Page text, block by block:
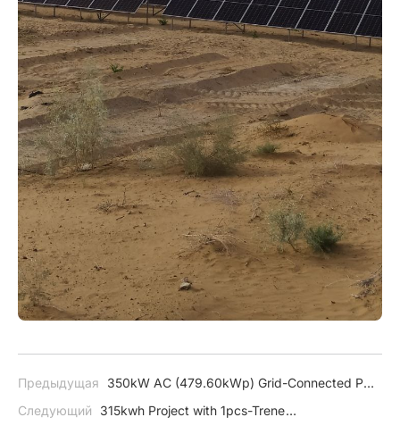
Предыдущая
350kW AC (479.60kWp) Grid-Connected PV
System – Bukit Bertam Estate
Следующий
315kwh Project with 1pcs-Trene